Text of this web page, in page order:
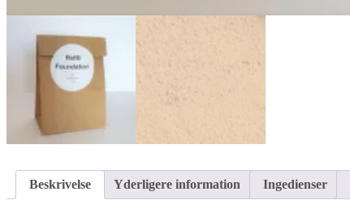
Beskrivelse Yderligere information Ingedienser